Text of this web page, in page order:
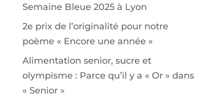
Semaine Bleue 2025 à Lyon
2e prix de l’originalité pour notre
poème « Encore une année »
Alimentation senior, sucre et
olympisme : Parce qu’il y a « Or » dans
« Senior »